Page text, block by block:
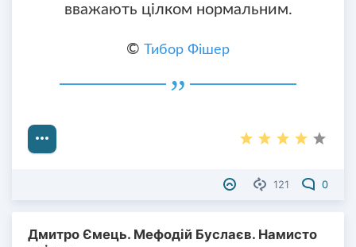
вважають цілком нормальним.
© Тибор Фішер
121 0
Дмитро Ємець. Мефодій Буслаєв. Намисто